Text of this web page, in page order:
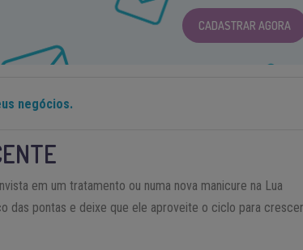
CADASTRAR AGORA
negócios.
em um tratamento ou numa nova manicure na Lua
das pontas e deixe que ele aproveite o ciclo para